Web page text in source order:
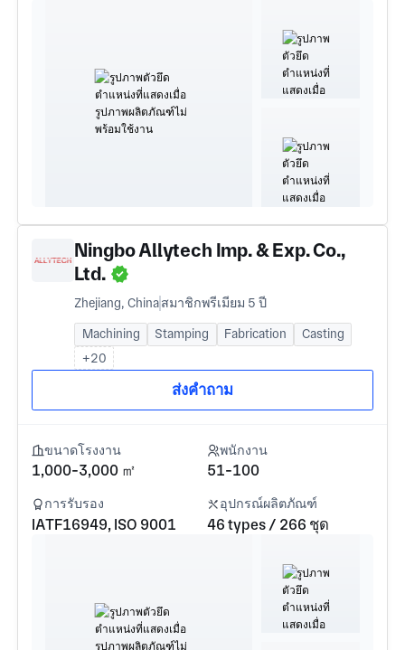
Ningbo Allytech Imp. & Exp. Co.,
Ltd.
Zhejiang, Chinaสมาชิกพรีเมียม 5 ปี
Machining Stamping Fabrication
Casting
+20
ส่งคำถาม
ขนาดโรงงาน
1,000-3,000 ㎡
พนักงาน
51-100
การรับรอง
IATF16949, ISO 9001
อุปกรณ์ผลิตภัณฑ์
46 types / 266 ชุด